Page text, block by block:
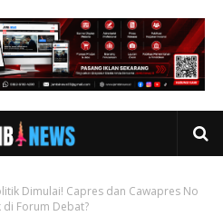
Dimulai! Capres dan Cawapres No
Forum Debat?